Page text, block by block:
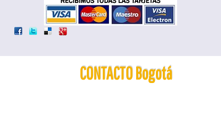
CONTACTO Bogotá